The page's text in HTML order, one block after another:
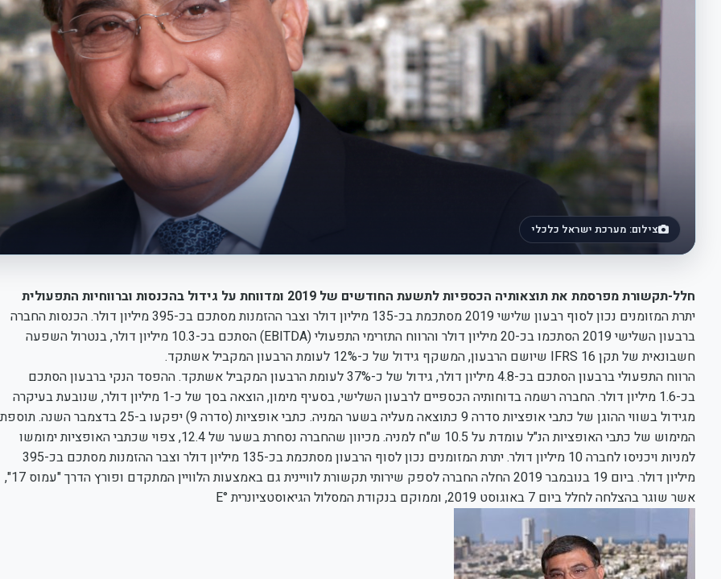
צילום: מערכת ישראל כלכלי
חלל-תקשורת מפרסמת את תוצאותיה הכספיות לתשעת החודשים של 2019 ומדווחת על גידול בהכנסות וברווחיות התפעולית
יתרת המזומנים נכון לסוף רבעון שלישי 2019 מסתכמת בכ-135 מיליון דולר וצבר ההזמנות מסתכם בכ-395 מיליון דולר. הכנסות החברה
ברבעון השלישי 2019 הסתכמו בכ-20 מיליון דולר והרווח התזרימי התפעולי (EBITDA) הסתכם בכ-10.3 מיליון דולר, בנטרול השפעה
חשבונאית של תקן IFRS 16 שיושם הרבעון, המשקף גידול של כ-12% לעומת הרבעון המקביל אשתקד.
הרווח התפעולי ברבעון הסתכם בכ-4.8 מיליון דולר, גידול של כ-37% לעומת הרבעון המקביל אשתקד. ההפסד הנקי ברבעון הסתכם
בכ-1.6 מיליון דולר. החברה רשמה בדוחותיה הכספיים לרבעון השלישי, בסעיף מימון, הוצאה בסך של כ-1 מיליון דולר, שנובעת בעיקרה
מגידול בשווי ההוגן של כתבי אופציות סדרה 9 כתוצאה מעליה בשער המניה. כתבי אופציות (סדרה 9) יפקעו ב-25 בדצמבר השנה. תוספת
המימוש של כתבי האופציות הנ"ל עומדת על 10.5 ש"ח למניה. מכיוון שהחברה נסחרת בשער של 12.4, צפוי שכתבי האופציות ימומשו
למניות ויכניסו לחברה 10 מיליון דולר. יתרת המזומנים נכון לסוף הרבעון מסתכמת בכ-135 מיליון דולר וצבר ההזמנות מסתכם בכ-395
מיליון דולר. ביום 19 בנובמבר 2019 החלה החברה לספק שירותי תקשורת לוויינית גם באמצעות הלוויין המתקדם ופורץ הדרך "עמוס 17",
אשר שוגר בהצלחה לחלל ביום 7 באוגוסט 2019, וממוקם בנקודת המסלול הגיאוסטציונרית °E